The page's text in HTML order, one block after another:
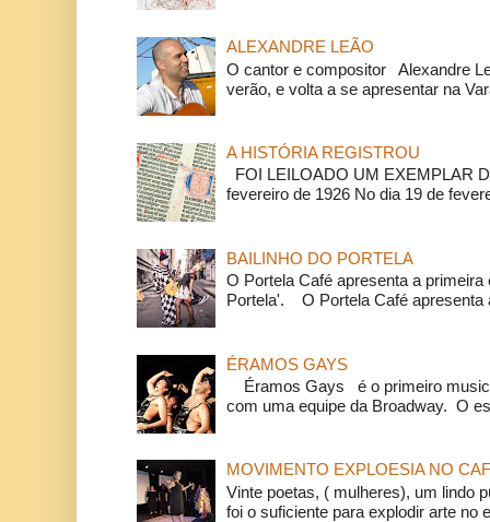
ALEXANDRE LEÃO
O cantor e compositor Alexandre
verão, e volta a se apresentar na
A HISTÓRIA REGISTROU
FOI LEILOADO UM EXEMPLAR
fevereiro de 1926 No dia 19 de
BAILINHO DO PORTELA
O Portela Café apresenta a
Portela'. O Portela Café apresenta
ÉRAMOS GAYS
Éramos Gays é o primeiro
com uma equipe da Broadway. O
MOVIMENTO EXPLOESIA NO
Vinte poetas, ( mulheres), um lindo
foi o suficiente para explodir arte no